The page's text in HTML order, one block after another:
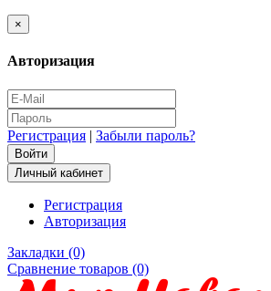
×
Авторизация
Регистрация | Забыли пароль?
Личный кабинет
Регистрация
Авторизация
Закладки (0)
Сравнение товаров (0)